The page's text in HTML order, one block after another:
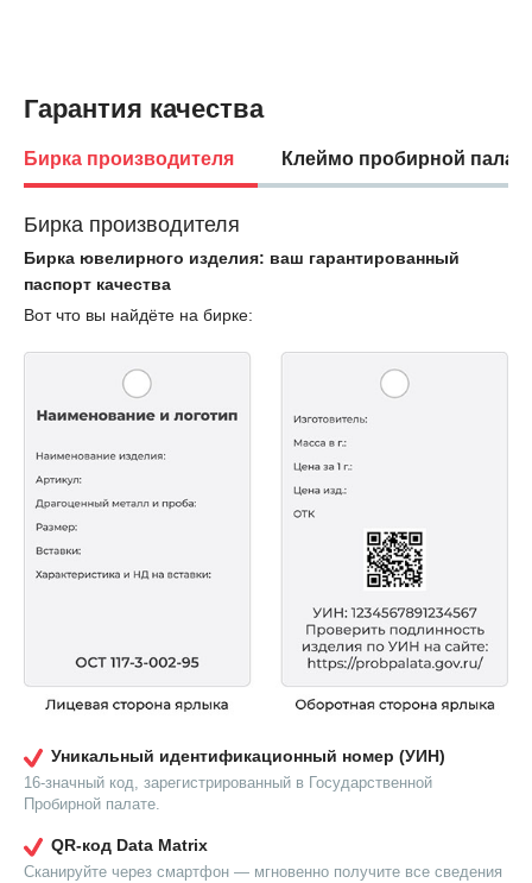
Гарантия качества
Бирка производителя Клеймо пробирной
Бирка производителя
Бирка ювелирного изделия: ваш гарантированный
паспорт качества
Вот что вы найдёте на бирке:
Уникальный идентификационный номер (УИН)
16-значный код, зарегистрированный в Государственной
Пробирной палате.
QR-код Data Matrix
Сканируйте через смартфон — мгновенно получите все сведения